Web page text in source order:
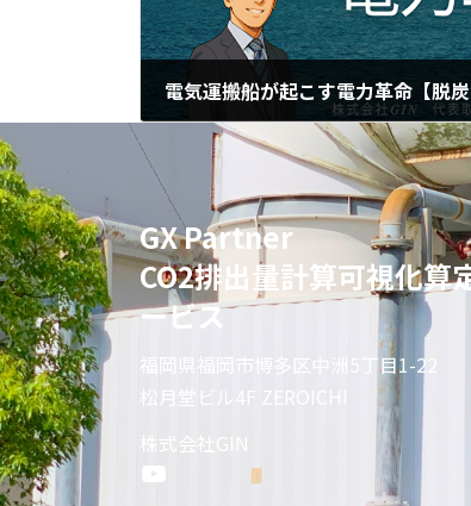
電気運搬船が起こす電力革命【脱炭
2026年5月1日
GX Partner
CO2排出量計算可視化算
ービス
福岡県福岡市博多区中洲5丁目1-22
松月堂ビル4F ZEROICHI
株式会社GIN